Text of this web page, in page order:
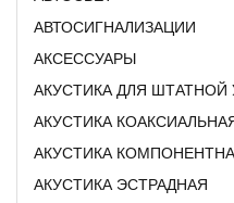
АВТОСИГНАЛИЗАЦИИ
АКСЕССУАРЫ
АКУСТИКА ДЛЯ ШТАТНОЙ
АКУСТИКА
АКУСТИКА
АКУСТИКА ЭСТРАДНАЯ